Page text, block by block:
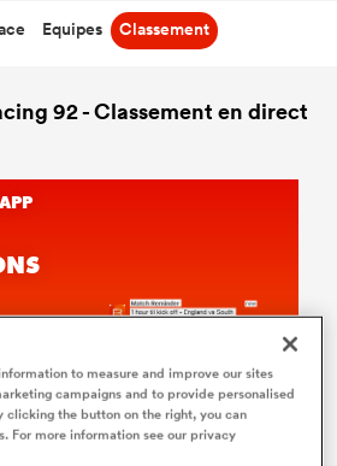
Equipes Classement
92 - Classement en direct
to measure and improve our sites
campaigns and to provide personalised
clicking the button on the right, you can
For more information see our privacy